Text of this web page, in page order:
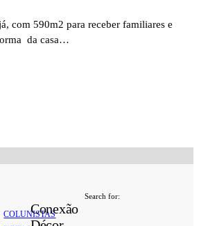
com 590m2 para receber familiares e
da casa…
COLUNISTASConexão
Search for: